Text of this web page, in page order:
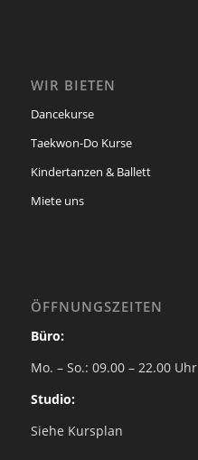
WIR BIETEN
Dancekurse
Taekwon-Do Kurse
Kindertanzen & Ballett
Miete uns
ÖFFNUNGSZEITEN
Büro:
Mo. – So.: 09.00 – 22.00 Uhr
Studio:
Siehe Kursplan